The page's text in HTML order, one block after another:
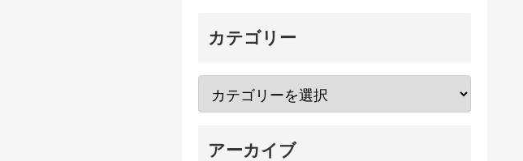
カテゴリー
アーカイブ